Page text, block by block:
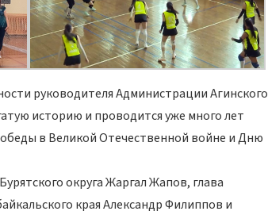
руководителя Администрации Агинского
историю и проводится уже много лет
в Великой Отечественной войне и Дню
округа Жаргал Жапов, глава
края Александр Филиппов и